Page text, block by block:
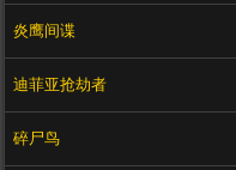
炎鹰间谍
迪菲亚抢劫者
碎尸鸟